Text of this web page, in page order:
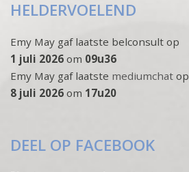
HELDERVOELEND
Emy May gaf laatste belconsult op
1 juli 2026 om 09u36
Emy May gaf laatste mediumchat op
8 juli 2026 om 17u20
DEEL OP FACEBOOK